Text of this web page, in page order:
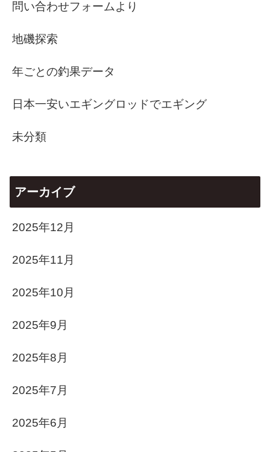
問い合わせフォームより
地磯探索
年ごとの釣果データ
日本一安いエギングロッドでエギング
未分類
アーカイブ
2025年12月
2025年11月
2025年10月
2025年9月
2025年8月
2025年7月
2025年6月